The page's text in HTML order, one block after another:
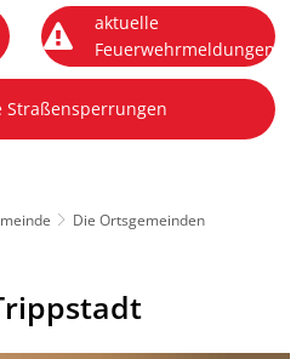
aktuelle
Feuerwehrmeldungen
Straßensperrungen
Die Ortsgemeinden